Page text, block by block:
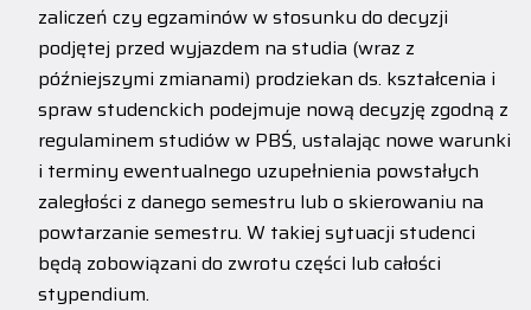
zaliczeń czy egzaminów w stosunku do decyzji
podjętej przed wyjazdem na studia (wraz z
późniejszymi zmianami) prodziekan ds. kształcenia i
spraw studenckich podejmuje nową decyzję zgodną z
regulaminem studiów w PBŚ, ustalając nowe warunki
i terminy ewentualnego uzupełnienia powstałych
zaległości z danego semestru lub o skierowaniu na
powtarzanie semestru. W takiej sytuacji studenci
będą zobowiązani do zwrotu części lub całości
stypendium.